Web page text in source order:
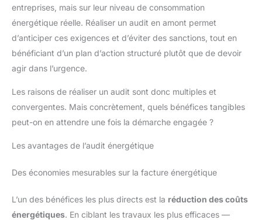
entreprises, mais sur leur niveau de consommation
énergétique réelle. Réaliser un audit en amont permet
d’anticiper ces exigences et d’éviter des sanctions, tout en
bénéficiant d’un plan d’action structuré plutôt que de devoir
agir dans l’urgence.
Les raisons de réaliser un audit sont donc multiples et
convergentes. Mais concrètement, quels bénéfices tangibles
peut-on en attendre une fois la démarche engagée ?
Les avantages de l’audit énergétique
Des économies mesurables sur la facture énergétique
L’un des bénéfices les plus directs est la réduction des coûts
énergétiques. En ciblant les travaux les plus efficaces —